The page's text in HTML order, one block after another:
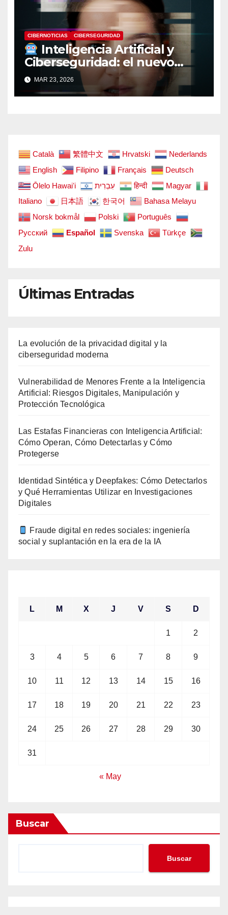
CIBERNOTICIAS CIBERSEGURIDAD
Inteligencia Artificial y
Ciberseguridad: el nuevo
campo de batalla digital
MAR 23, 2026
Català 繁體中文 Hrvatski
Nederlands
English
Filipino Français
Deutsch
Ōlelo Hawaiʻi
עִבְרִית हिन्दी
Magyar
Italiano
日本語 한국어
Bahasa Melayu
Norsk bokmål
Polski
Português
Русский
Español Svenska
Türkçe
Zulu
Últimas Entradas
La evolución de la privacidad digital y la
ciberseguridad moderna
Vulnerabilidad de Menores Frente a la Inteligencia
Artificial: Riesgos Digitales, Manipulación y
Protección Tecnológica
Las Estafas Financieras con Inteligencia Artificial:
Cómo Operan, Cómo Detectarlas y Cómo
Protegerse
Identidad Sintética y Deepfakes: Cómo Detectarlos
y Qué Herramientas Utilizar en Investigaciones
Digitales
Fraude digital en redes sociales: ingeniería
social y suplantación en la era de la IA
L M X J V S D
1 2
3 4 5 6 7 8 9
10 11 12 13 14 15 16
17 18 19 20 21 22 23
24 25 26 27 28 29 30
31
« May
Buscar
Buscar